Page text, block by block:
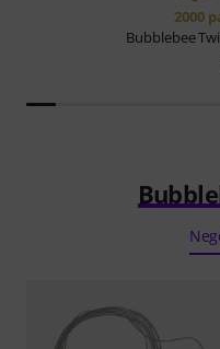
2000
Bubblebee